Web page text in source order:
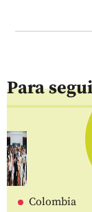
Para
Colombia